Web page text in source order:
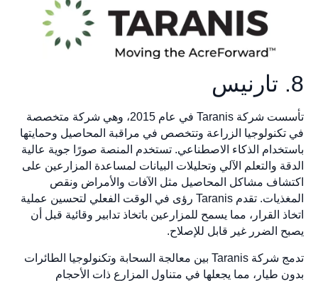
تأسست شركة Taranis في عام 2015، وهي شركة متخصصة
الزراعة وتتخصص في مراقبة المحاصيل وحمايتها
الذكاء الاصطناعي. تستخدم المنصة صورًا جوية عالية
والتعلم الآلي وتحليلات البيانات لمساعدة المزارعين على
مشاكل المحاصيل مثل الآفات والأمراض ونقص
المغذيات. تقدم Taranis رؤى في الوقت الفعلي لتحسين عملية
القرار، مما يسمح للمزارعين باتخاذ تدابير وقائية قبل أن
الضرر غير قابل للإصلاح.
تدمج شركة Taranis بين معالجة السحابة وتكنولوجيا الطائرات
طيار، مما يجعلها في متناول المزارع ذات الأحجام